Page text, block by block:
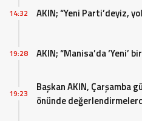
AKIN; “Yeni Parti’deyiz,
14:32
AKIN; “Manisa’da ‘Yeni’
19:28
Başkan AKIN, Çarşamba
önünde
19:23